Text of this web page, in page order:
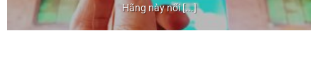
Hãng này nổi [...]